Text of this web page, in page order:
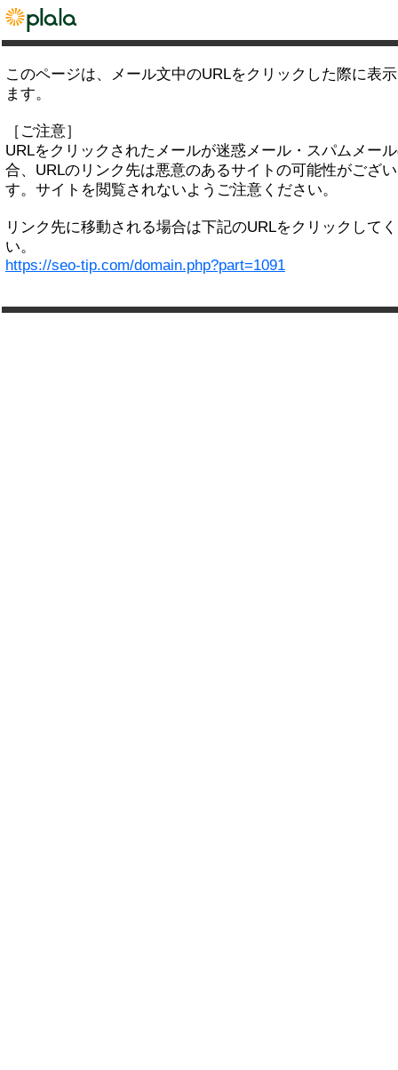
このページは、メール文中のURLをクリックした際に表
ます。
［ご注意］
URLをクリックされたメールが迷惑メール・スパムメー
合、URLのリンク先は悪意のあるサイトの可能性がござ
す。サイトを閲覧されないようご注意ください。
リンク先に移動される場合は下記のURLをクリックして
い。
https://seo-tip.com/domain.php?part=1091